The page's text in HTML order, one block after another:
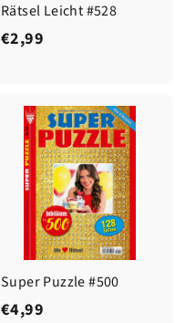
Rätsel Leicht #528
€2,99
9
9
Super Puzzle #500
€4,99